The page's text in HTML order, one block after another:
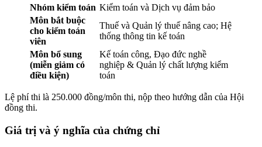
Nhóm kiểm toán Kiểm toán và Dịch vụ đảm bảo
Môn bắt buộc
cho kiểm toán
viên
Thuế và Quản lý thuế nâng cao; Hệ
thống thông tin kế toán
Môn bổ sung
(miễn giảm có
điều kiện)
Kế toán công, Đạo đức nghề
nghiệp & Quản lý chất lượng kiểm
toán
Lệ phí thi là 250.000 đồng/môn thi, nộp theo hướng dẫn của Hội
đồng thi.
Giá trị và ý nghĩa của chứng chỉ